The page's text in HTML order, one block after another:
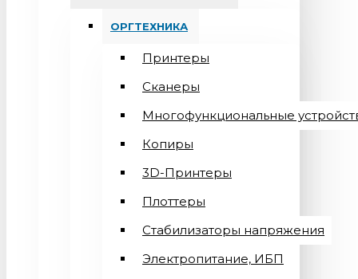
ОРГТЕХНИКА
Принтеры
Сканеры
Многофункциональные
Копиры
3D-Принтеры
Плоттеры
Стабилизаторы напряжения
Электропитание, ИБП